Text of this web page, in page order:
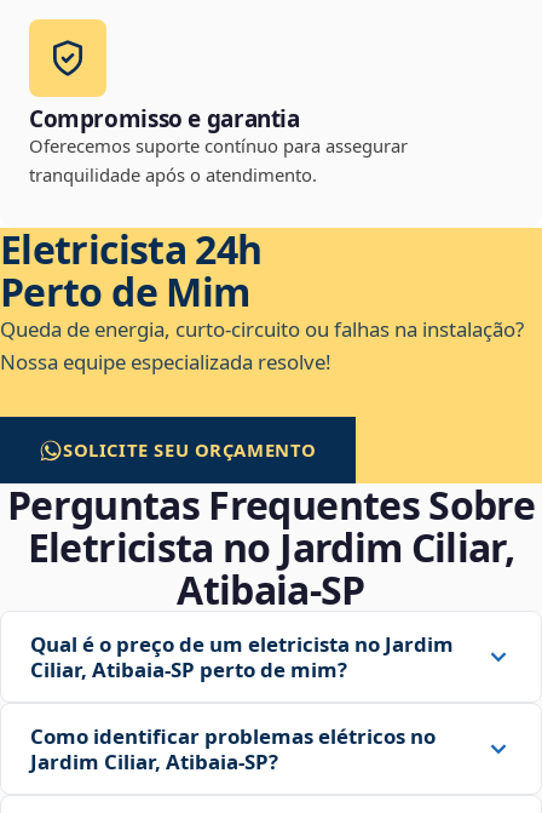
Compromisso e garantia
Oferecemos suporte contínuo para assegurar
tranquilidade após o atendimento.
Eletricista 24h
Perto de Mim
Queda de energia, curto-circuito ou falhas na instalação?
Nossa equipe especializada resolve!
SOLICITE SEU ORÇAMENTO
Perguntas Frequentes Sobre
Eletricista no Jardim Ciliar,
Atibaia‑SP
Qual é o preço de um eletricista no Jardim
Ciliar, Atibaia‑SP perto de mim?
Como identificar problemas elétricos no
Jardim Ciliar, Atibaia‑SP?